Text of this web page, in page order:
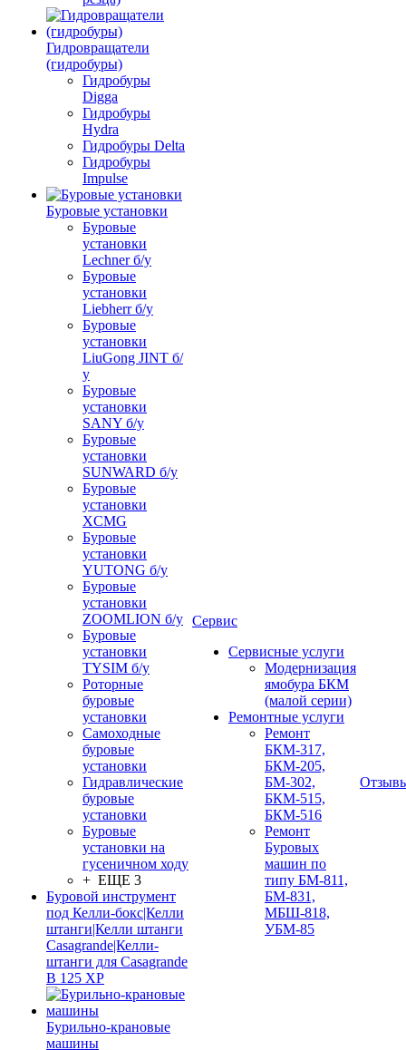
Гидровращатели
(гидробуры)
Гидробуры
Digga
Гидробуры
Hydra
Гидробуры Delta
Гидробуры
Impulse
Буровые установки
Буровые
установки
Lechner б/у
Буровые
установки
Liebherr б/у
Буровые
установки
LiuGong JINT б/
у
Буровые
установки
SANY б/у
Буровые
установки
SUNWARD б/у
Буровые
установки
XCMG
Буровые
установки
YUTONG б/у
Буровые
установки
ZOOMLION б/у
Буровые
установки
TYSIM б/у
Роторные
буровые
установки
Самоходные
буровые
установки
Гидравлические
буровые
установки
Буровые
установки на
гусеничном ходу
+ ЕЩЕ 3
Буровой инструмент
под Келли-бокс|Келли
штанги|Келли штанги
Casagrande|Келли-
штанги для Casagrande
B 125 XP
Бурильно-крановые
машины
Сервис
Сервисные услуги
Модернизация
ямобура БКМ
(малой серии)
Ремонтные услуги
Ремонт
БКМ-317,
БКМ-205,
БМ-302,
БКМ-515,
БКМ-516
Ремонт
Буровых
машин по
типу БМ-811,
БМ-831,
МБШ-818,
УБМ-85